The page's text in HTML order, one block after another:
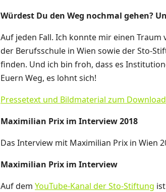
Würdest Du den Weg nochmal gehen?
Auf jeden Fall. Ich konnte mir einen
der Berufsschule in Wien sowie der Sto-
finden. Und ich bin froh, dass es
Euern Weg, es lohnt sich!
Pressetext und Bildmaterial zum Download
Maximilian Prix im Interview 2018
Das Interview mit Maximilian Prix in Wien
Maximilian Prix im Interview
Auf dem YouTube-Kanal der Sto-Stiftung